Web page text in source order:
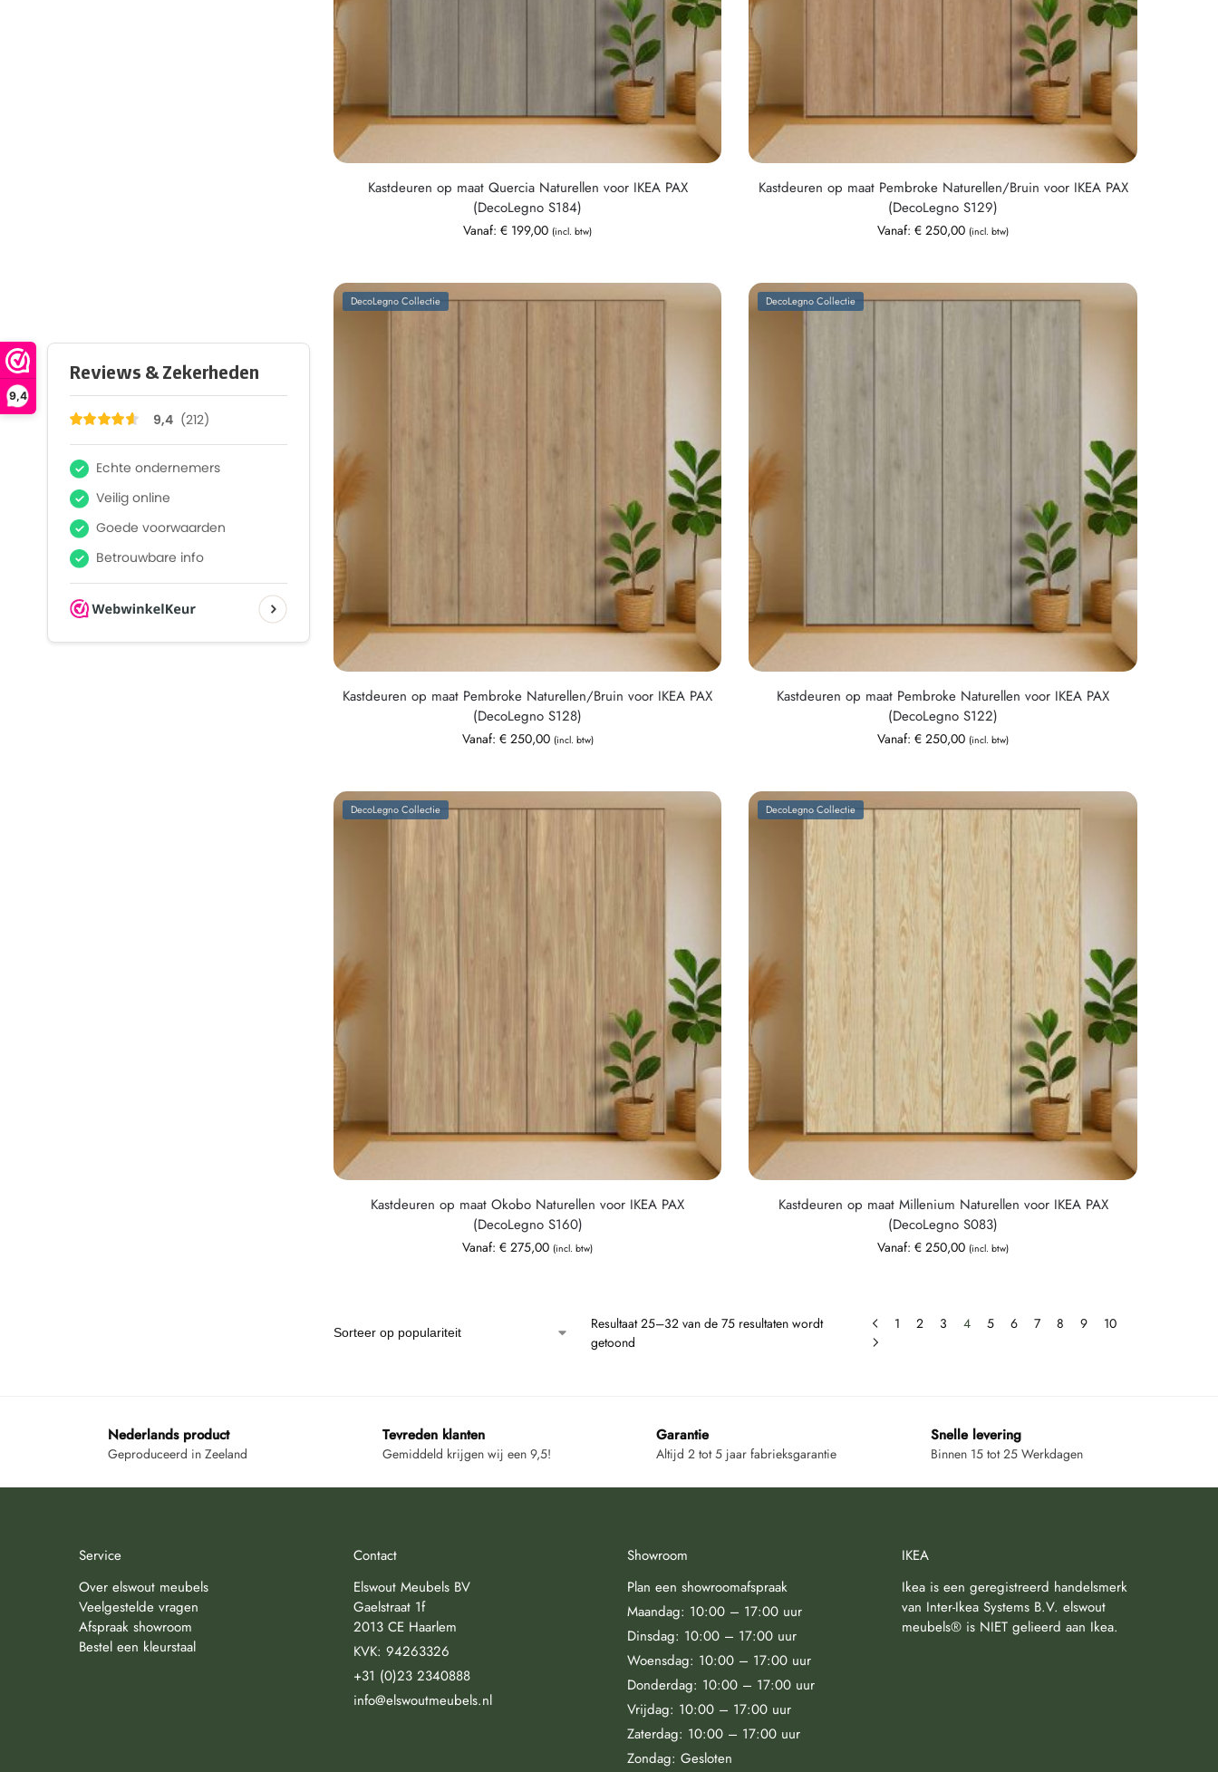
9,4
Kastdeuren op maat Quercia Naturellen voor IKEA PAX
(DecoLegno S184)
Vanaf:€ 199,00 (incl. btw)
Kastdeuren op maat Pembroke Naturellen/Bruin voor IKEA PAX
(DecoLegno S129)
Vanaf:€ 250,00 (incl. btw)
DecoLegno Collectie
Kastdeuren op maat Pembroke Naturellen/Bruin voor IKEA PAX
(DecoLegno S128)
Vanaf: €250,00 (incl. btw)
DecoLegno Collectie
Kastdeuren op maat Pembroke Naturellen voor IKEA PAX
(DecoLegno S122)
Vanaf:€ 250,00 (incl. btw)
DecoLegno Collectie
Kastdeuren op maat Okobo Naturellen voor IKEA PAX
(DecoLegno S160)
Vanaf:€ 275,00 (incl. btw)
DecoLegno Collectie
Kastdeuren op maat Millenium Naturellen voor IKEA PAX
(DecoLegno S083)
Vanaf:€ 250,00 (incl. btw)
Resultaat 25–32 van de 75 resultaten wordt
getoond
1 2 3 4 5 6 7 8 9 10
Nederlands product
Geproduceerd in Zeeland
Tevreden klanten
Gemiddeld krijgen wij een 9,5!
Garantie
Altijd 2 tot 5 jaar fabrieksgarantie
Snelle levering
Binnen 15 tot 25 Werkdagen
Service
Over elswout meubels
Veelgestelde vragen
Afspraak showroom
Bestel een kleurstaal
Contact
Elswout Meubels BV
Gaelstraat 1f
2013 CE Haarlem
KVK: 94263326
+31 (0)23 2340888
info@elswoutmeubels.nl
Showroom
Plan een showroomafspraak
Maandag: 10:00 – 17:00 uur
Dinsdag: 10:00 – 17:00 uur
Woensdag: 10:00 – 17:00 uur
Donderdag: 10:00 – 17:00 uur
Vrijdag: 10:00 – 17:00 uur
Zaterdag: 10:00 – 17:00 uur
Zondag: Gesloten
IKEA
Ikea is een geregistreerd handelsmerk
van Inter-Ikea Systems B.V. elswout
meubels® is NIET gelieerd aan Ikea.